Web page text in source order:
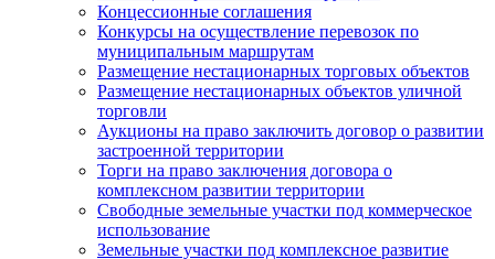
Концессионные соглашения
Конкурсы на осуществление перевозок по
муниципальным маршрутам
Размещение нестационарных торговых объектов
Размещение нестационарных объектов уличной
торговли
Аукционы на право заключить договор о развитии
застроенной территории
Торги на право заключения договора о
комплексном развитии территории
Свободные земельные участки под коммерческое
использование
Земельные участки под комплексное развитие